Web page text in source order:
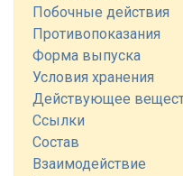
Побочные действия
Противопоказания
Форма выпуска
Условия хранения
Действующее
Ссылки
Состав
Взаимодействие